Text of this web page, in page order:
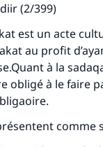
(2/399)
est un acte
au profit
à la
obligé à le faire
comme